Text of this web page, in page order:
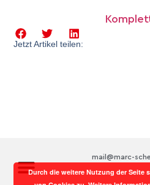
Jetzt Artikel teilen:
mail@marc-
Durch die weitere Nutzung der Seite